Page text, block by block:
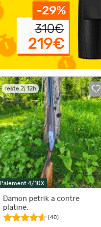
reste 2j 12h
Paiement 4/10X
Damon petrik a contre
platine.
(40)